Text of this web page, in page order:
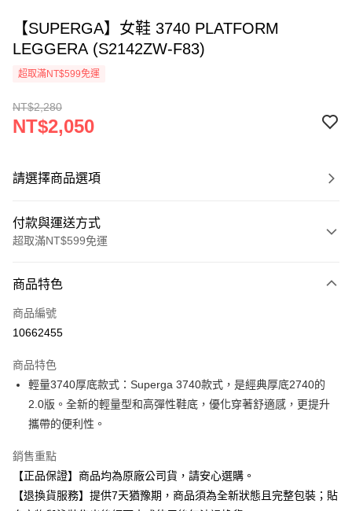
【SUPERGA】女鞋 3740 PLATFORM
LEGGERA (S2142ZW-F83)
超取滿NT$599免運
NT$2,280
NT$2,050
請選擇商品選項
付款與運送方式
超取滿NT$599免運
信用卡一次付款
超商取貨付款
運送方式
全家取貨付款
每筆NT$80，滿NT$599(含以上)免運費
商品特色
商品編號
10662455
商品特色
輕量3740厚底款式：Superga 3740款式，是經典厚底2740的
2.0版。全新的輕量型和高彈性鞋底，優化穿著舒適感，更提升
攜帶的便利性。
銷售重點
【正品保證】商品均為原廠公司貨，請安心選購。
【退換貨服務】提供7天猶豫期，商品須為全新狀態且完整包裝；貼